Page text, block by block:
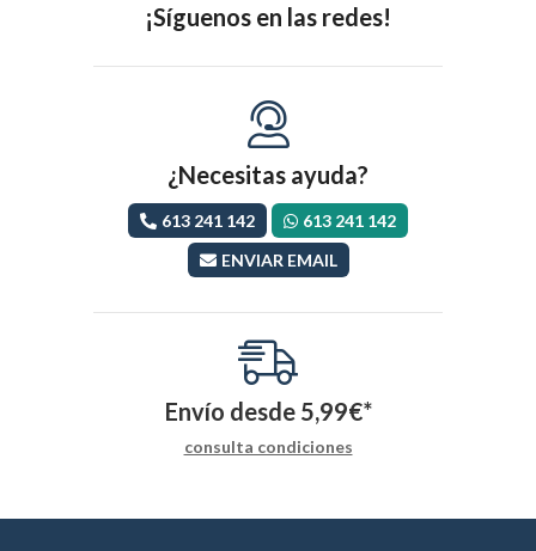
¡Síguenos en las redes!
¿Necesitas ayuda?
613 241 142
613 241 142
ENVIAR EMAIL
Envío desde 5,99€*
consulta condiciones